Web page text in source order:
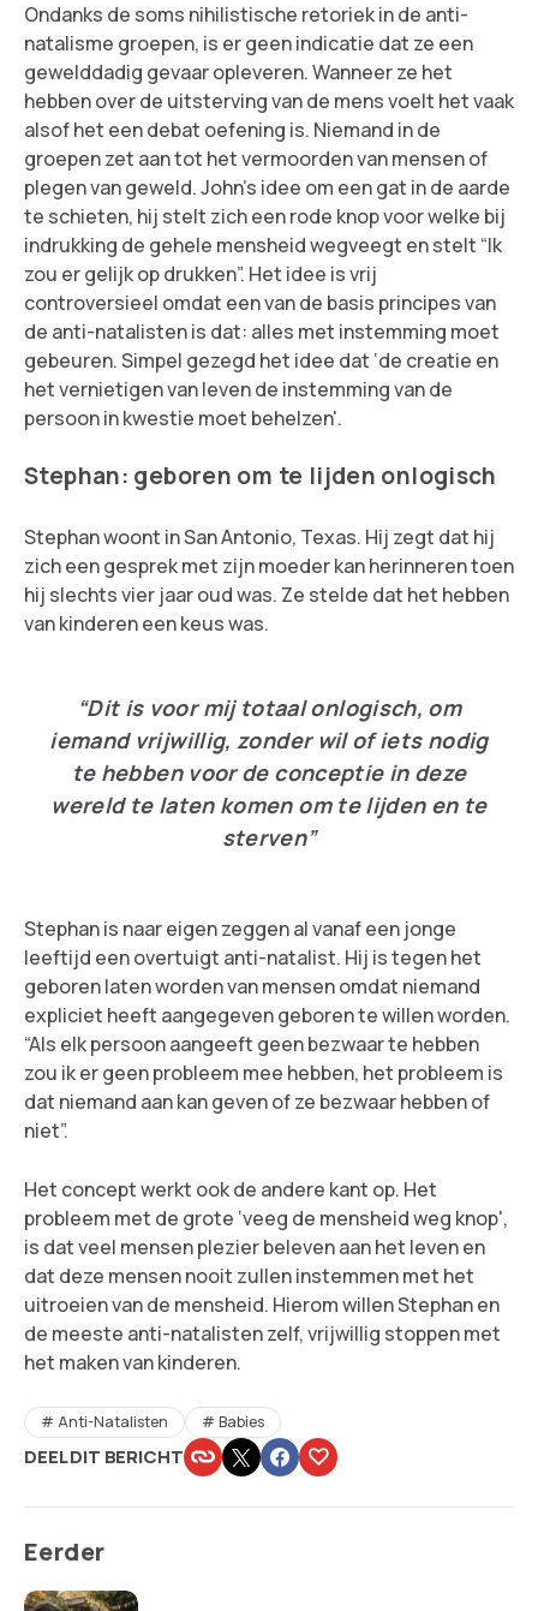
Ondanks de soms nihilistische retoriek in de anti-
natalisme groepen, is er geen indicatie dat ze een
gewelddadig gevaar opleveren. Wanneer ze het
hebben over de uitsterving van de mens voelt het vaak
alsof het een debat oefening is. Niemand in de
groepen zet aan tot het vermoorden van mensen of
plegen van geweld. John's idee om een gat in de aarde
te schieten, hij stelt zich een rode knop voor welke bij
indrukking de gehele mensheid wegveegt en stelt “Ik
zou er gelijk op drukken”. Het idee is vrij
controversieel omdat een van de basis principes van
de anti-natalisten is dat: alles met instemming moet
gebeuren. Simpel gezegd het idee dat ‘de creatie en
het vernietigen van leven de instemming van de
persoon in kwestie moet behelzen'.
Stephan: geboren om te lijden onlogisch
Stephan woont in San Antonio, Texas. Hij zegt dat hij
zich een gesprek met zijn moeder kan herinneren toen
hij slechts vier jaar oud was. Ze stelde dat het hebben
van kinderen een keus was.
“Dit is voor mij totaal onlogisch, om
iemand vrijwillig, zonder wil of iets nodig
te hebben voor de conceptie in deze
wereld te laten komen om te lijden en te
sterven”
Stephan is naar eigen zeggen al vanaf een jonge
leeftijd een overtuigt anti-natalist. Hij is tegen het
geboren laten worden van mensen omdat niemand
expliciet heeft aangegeven geboren te willen worden.
“Als elk persoon aangeeft geen bezwaar te hebben
zou ik er geen probleem mee hebben, het probleem is
dat niemand aan kan geven of ze bezwaar hebben of
niet”.
Het concept werkt ook de andere kant op. Het
probleem met de grote ‘veeg de mensheid weg knop',
is dat veel mensen plezier beleven aan het leven en
dat deze mensen nooit zullen instemmen met het
uitroeien van de mensheid. Hierom willen Stephan en
de meeste anti-natalisten zelf, vrijwillig stoppen met
het maken van kinderen.
Anti-Natalisten Babies
DEEL DIT BERICHT
Eerder